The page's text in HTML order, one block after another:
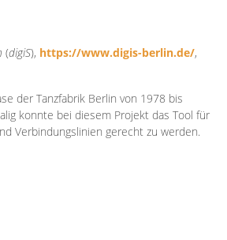
(digiS), https://www.digis-berlin.de/,
der Tanzfabrik Berlin von 1978 bis
konnte bei diesem Projekt das Tool für
Verbindungslinien gerecht zu werden.